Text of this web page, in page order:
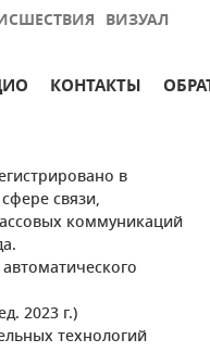
ВИЗУАЛ
КОНТАКТЫ
в
связи,
коммуникаций
2023 г.)
технологий